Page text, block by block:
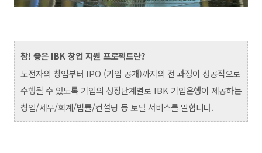
참! 좋은 IBK 창업 지원 프로젝트란?
도전자의 창업부터 IPO (기업 공개)까지의 전 과정이 성공적으로
수행될 수 있도록 기업의 성장단계별로 IBK 기업은행이 제공하는
창업/세무/회계/법률/컨설팅 등 토털 서비스를 말합니다.